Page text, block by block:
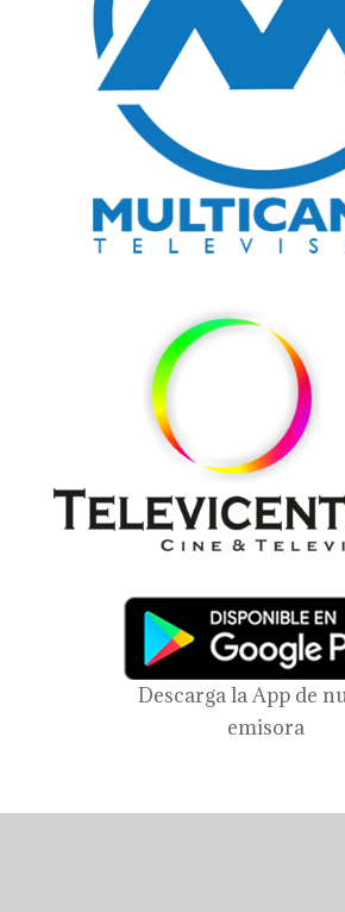
Descarga la App de
emisora